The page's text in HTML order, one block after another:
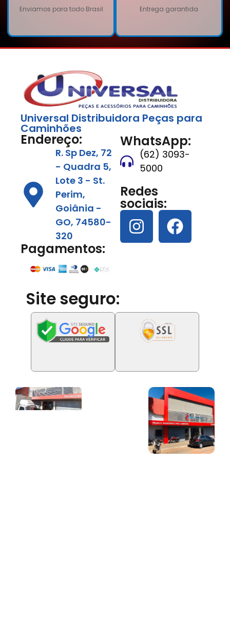
Enviamos para todo Brasil Entrega garantida
Universal Distribuidora Peças para
Caminhões
Endereço:
R. Sp Dez, 72
- Quadra 5,
Lote 3 - St.
Perim,
Goiânia -
GO, 74580-
320
Pagamentos:
WhatsApp:
(62) 3093-
5000
Redes
sociais:
Site seguro: